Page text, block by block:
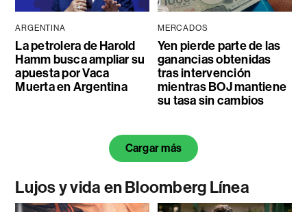
ARGENTINA
La petrolera de Harold
Hamm busca ampliar su
apuesta por Vaca
Muerta en Argentina
MERCADOS
Yen pierde parte de las
ganancias obtenidas
tras intervención
mientras BOJ mantiene
su tasa sin cambios
Cargar más
Lujos y vida en Bloomberg Línea